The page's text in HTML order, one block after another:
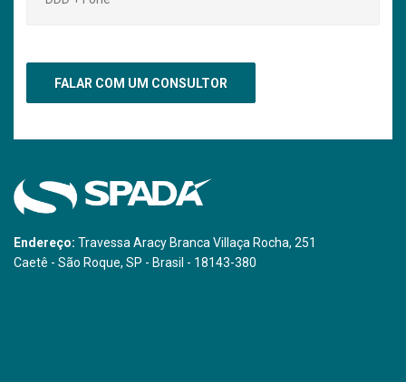
Endereço: Travessa Aracy Branca Villaça Rocha, 251
Caetê - São Roque, SP - Brasil - 18143-380